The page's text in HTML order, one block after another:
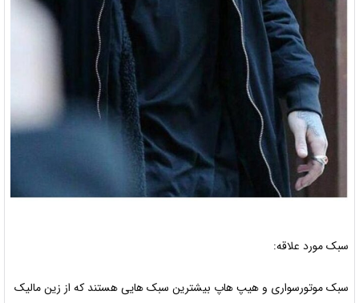
سبک مورد علاقه:
سبک موتورسواری و هیپ هاپ بیشترین سبک هایی هستند که از زین مالیک